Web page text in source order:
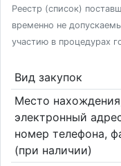
Реестр (список)
временно не
участию в процедурах
Вид закупок
Место
электронный
номер телефона,
(при наличии)